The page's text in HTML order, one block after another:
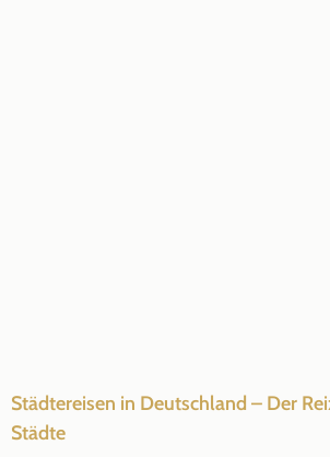
Städtereisen in Deutschland – Der
Städte